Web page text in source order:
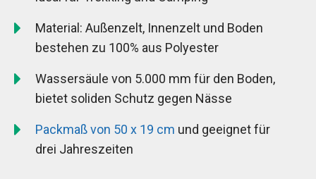
Material: Außenzelt, Innenzelt und Boden
bestehen zu 100% aus Polyester
Wassersäule von 5.000 mm für den Boden,
bietet soliden Schutz gegen Nässe
Packmaß von 50 x 19 cm und geeignet für
drei Jahreszeiten